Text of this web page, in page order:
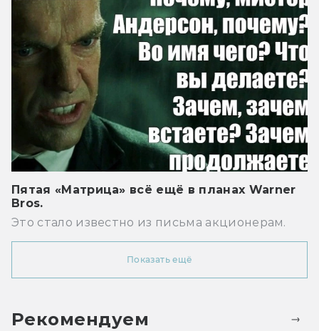
Пятая «Матрица» всё ещё в планах Warner
Bros.
Это стало известно из письма акционерам.
Показать ещё
Рекомендуем